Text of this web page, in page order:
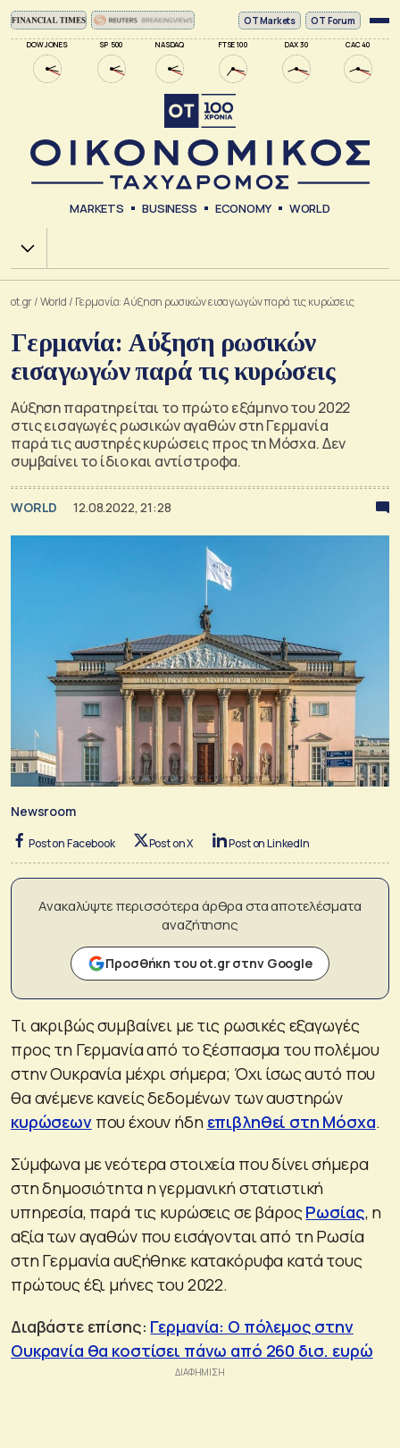
DOW JONES SP 500 NASDAQ FTSE 100 DAX 30 CAC 40
ΟΤ Markets OT Forum
MARKETS BUSINESS ECONOMY WORLD
Χ.Α.
ot.gr/World / Γερμανία: Αύξηση ρωσικών εισαγωγών παρά τις κυρώσεις
Γερμανία: Αύξηση ρωσικών
εισαγωγών παρά τις κυρώσεις
Αύξηση παρατηρείται το πρώτο εξάμηνο του 2022
στις εισαγωγές ρωσικών αγαθών στη Γερμανία
παρά τις αυστηρές κυρώσεις προς τη Μόσχα. Δεν
συμβαίνει το ίδιο και αντίστροφα.
WORLD 12.08.2022, 21:28
Newsroom
Post on Facebook Post on X Post on LinkedIn
Ανακαλύψτε περισσότερα άρθρα στα αποτελέσματα
αναζήτησης
Προσθήκη του ot.gr στην Google
Τι ακριβώς συμβαίνει με τις ρωσικές εξαγωγές
προς τη Γερμανία από το ξέσπασμα του πολέμου
στην Ουκρανία μέχρι σήμερα; Όχι ίσως αυτό που
θα ανέμενε κανείς δεδομένων των αυστηρών
κυρώσεωνπου έχουν ήδη επιβληθεί στη Μόσχα.
Σύμφωνα με νεότερα στοιχεία που δίνει σήμερα
στη δημοσιότητα η γερμανική στατιστική
υπηρεσία, παρά τις κυρώσεις σε βάροςΡωσίας, η
αξία των αγαθών που εισάγονται από τη Ρωσία
στη Γερμανία αυξήθηκε κατακόρυφα κατά τους
πρώτους έξι μήνες του 2022.
Διαβάστε επίσης: Γερμανία: Ο πόλεμος στην
Ουκρανία θα κοστίσει πάνω από 260 δισ. ευρώ